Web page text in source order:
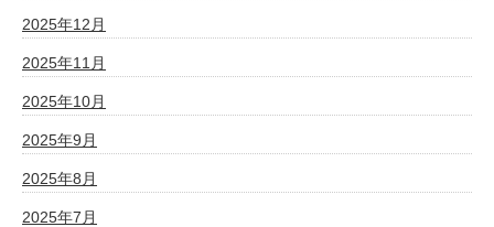
2025年12月
2025年11月
2025年10月
2025年9月
2025年8月
2025年7月